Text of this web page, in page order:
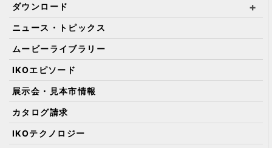
ダウンロード
ニュース・トピックス
ムービーライブラリー
IKOエピソード
展示会・見本市情報
カタログ請求
IKOテクノロジー